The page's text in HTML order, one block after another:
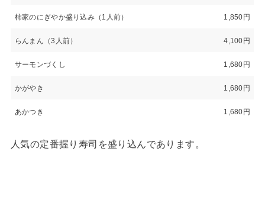
柿家のにぎやか盛り込み（1人前） 1,850円
らんまん（3人前） 4,100円
サーモンづくし 1,680円
かがやき 1,680円
あかつき 1,680円
人気の定番握り寿司を盛り込んであります。